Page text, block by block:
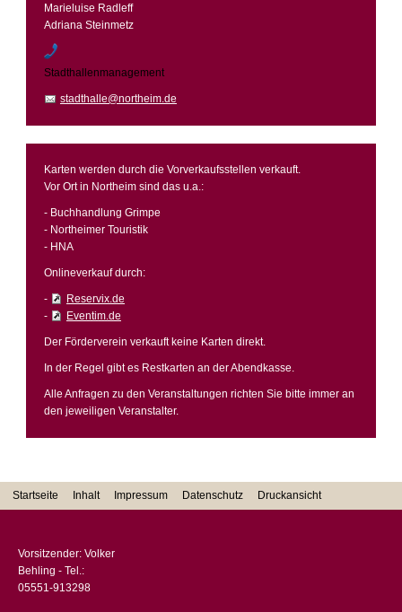
Marieluise Radleff
Adriana Steinmetz
Stadthallenmanagement
stadthalle@northeim.de
Karten werden durch die Vorverkaufsstellen verkauft.
Vor Ort in Northeim sind das u.a.:
- Buchhandlung Grimpe
- Northeimer Touristik
- HNA
Onlineverkauf durch:
-
Reservix.de
-
Eventim.de
Der Förderverein verkauft keine Karten direkt.
In der Regel gibt es Restkarten an der Abendkasse.
Alle Anfragen zu den Veranstaltungen richten Sie bitte immer an
den jeweiligen Veranstalter.
Startseite Inhalt Impressum Datenschutz Druckansicht
Vorsitzender: Volker
Behling - Tel.:
05551-913298